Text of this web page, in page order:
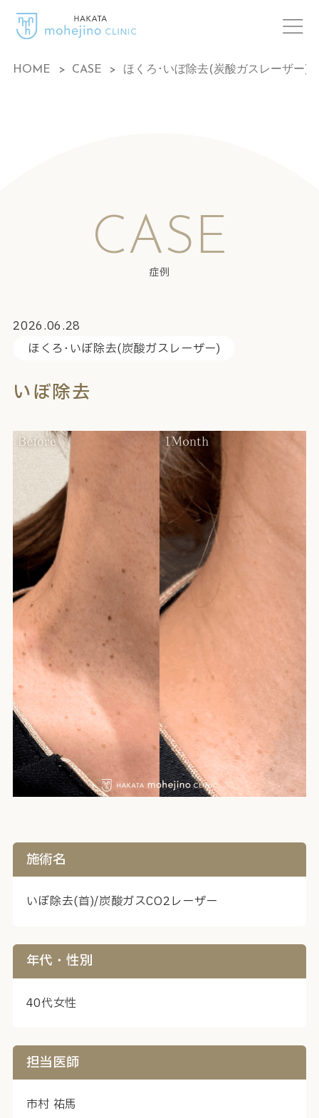
HOME > CASE > ほくろ･いぼ除去(炭酸ガスレーザー)
CASE
症例
2026.06.28
ほくろ･いぼ除去(炭酸ガスレーザー)
いぼ除去
施術名
いぼ除去(首)/炭酸ガスCO2レーザー
年代・性別
40代女性
担当医師
市村 祐馬